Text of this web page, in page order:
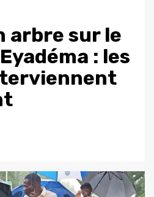
arbre sur le
: les